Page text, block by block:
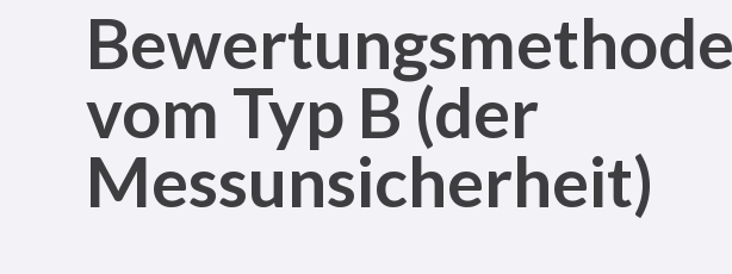
Bewertungsmethode
vom Typ B (der
Messunsicherheit)